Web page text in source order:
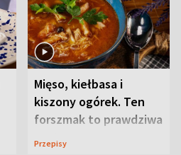
Mięso, kiełbasa i
kiszony ogórek. Ten
forszmak to prawdziwa
uczta
Przepisy